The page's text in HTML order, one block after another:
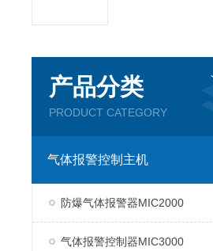
产品分类
PRODUCT CATEGORY
气体报警控制主机
防爆气体报警器MIC2000
气体报警控制器MIC3000